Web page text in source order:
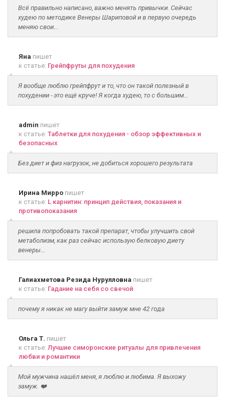
Всё правильно написано, важно менять привычки. Сейчас
худею по методике Венеры Шариповой и в первую очередь
меняю свои...
Яна пишет
к статье: Грейпфруты для похудения
Я вообще люблю грейпфрут и то, что он такой полезный в
похудении - это ещё круче! Я когда худею, то с большим...
admin пишет
к статье: Таблетки для похудения - обзор эффективных и
безопасных
Без диет и физ нагрузок, не добиться хорошего результата
Ирина Мирро пишет
к статье: L карнитин: принцип действия, показания и
противопоказания
решила попробовать такой препарат, чтобы улучшить свой
метаболизм, как раз сейчас использую белковую диету
венеры...
Галиахметова Резида Нурулловна пишет
к статье: Гадание на себя со свечой
почему я никак не магу выйти замуж мне 42 года
Ольга Т. пишет
к статье: Лучшие симоронские ритуалы для привлечения
любви и романтики
Мой мужчина нашёл меня, я люблю и любима. Я выхожу
замуж. ❤️